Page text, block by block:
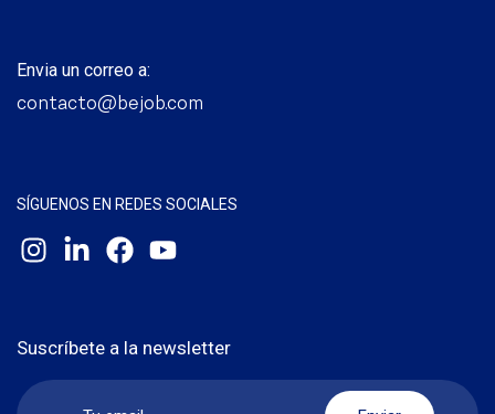
Suscríbete a la newsletter
Envia un correo a:
contacto@bejob.com
SÍGUENOS EN REDES SOCIALES